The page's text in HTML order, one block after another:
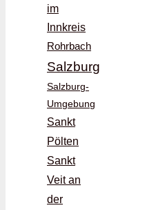
im
Innkreis
Rohrbach
Salzburg
Salzburg-
Umgebung
Sankt
Pölten
Sankt
Veit an
der